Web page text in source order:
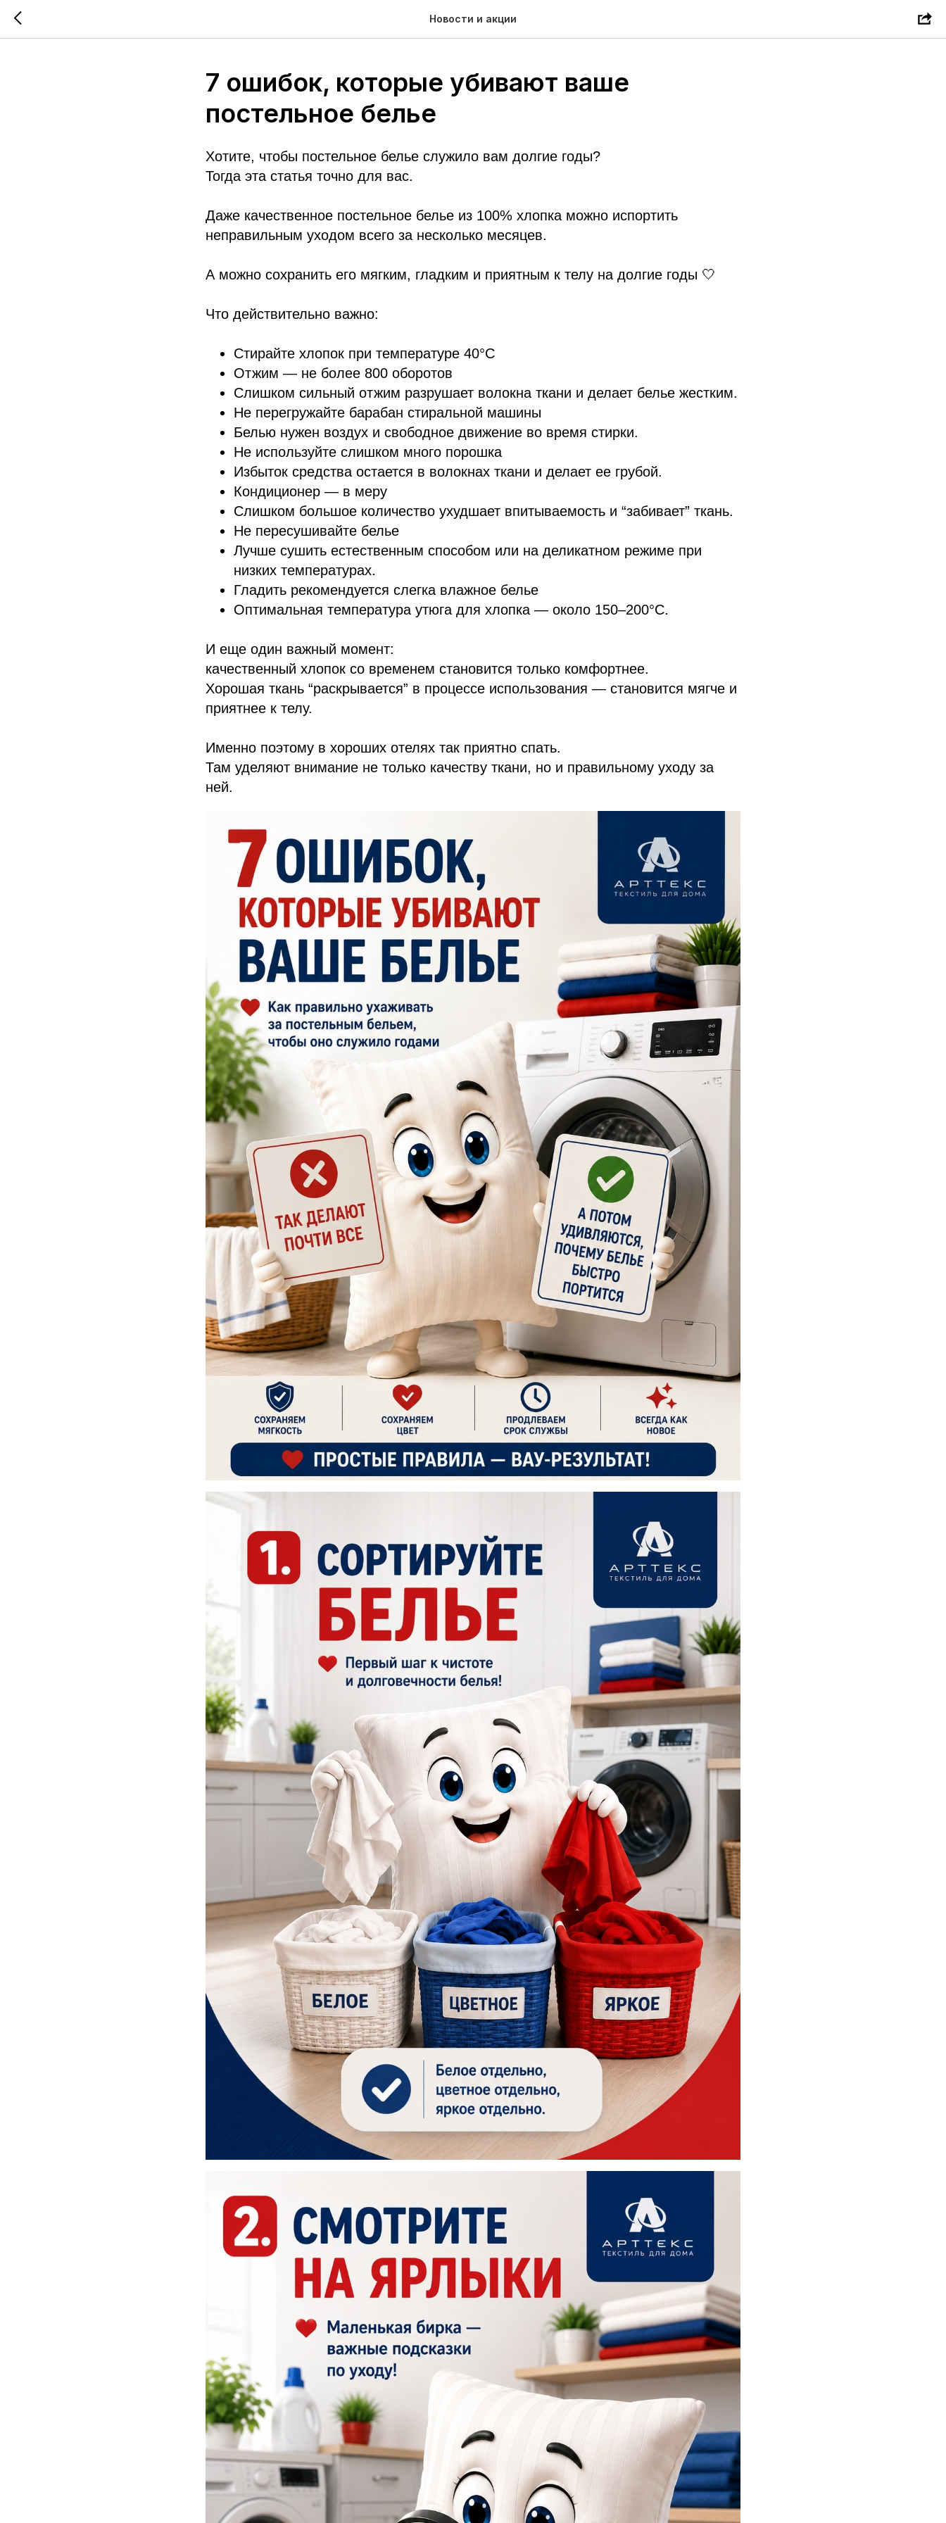
Новости и акции
7 ошибок, которые убивают ваше
постельное белье
Хотите, чтобы постельное белье служило вам долгие годы?
Тогда эта статья точно для вас.
Даже качественное постельное белье из 100% хлопка можно испортить
неправильным уходом всего за несколько месяцев.
А можно сохранить его мягким, гладким и приятным к телу на долгие годы 🤍
Что действительно важно️:
Стирайте хлопок при температуре 40°C
Отжим — не более 800 оборотов
Слишком сильный отжим разрушает волокна ткани и делает белье жестким.
Не перегружайте барабан стиральной машины
Белью нужен воздух и свободное движение во время стирки.
Не используйте слишком много порошка
Избыток средства остается в волокнах ткани и делает ее грубой.
Кондиционер — в меру
Слишком большое количество ухудшает впитываемость и “забивает” ткань.
Не пересушивайте белье
Лучше сушить естественным способом или на деликатном режиме при
низких температурах.
Гладить рекомендуется слегка влажное белье
Оптимальная температура утюга для хлопка — около 150–200°C.
И еще один важный момент:
качественный хлопок со временем становится только комфортнее.
Хорошая ткань “раскрывается” в процессе использования — становится мягче и
приятнее к телу.
Именно поэтому в хороших отелях так приятно спать.
Там уделяют внимание не только качеству ткани, но и правильному уходу за
ней.